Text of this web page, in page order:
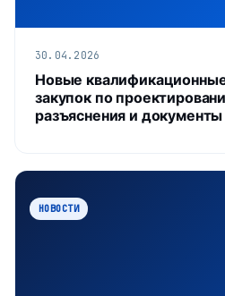
30.04.2026
Новые
закупок по
разъяснения и документы
НОВОСТИ